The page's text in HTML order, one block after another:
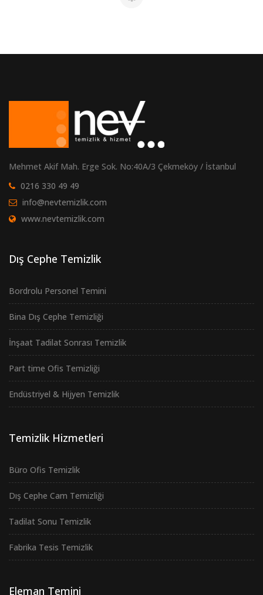
Mehmet Akif Mah. Erge Sok. No:40A/3 Çekmeköy / İstanbul
0216 330 49 49
info@nevtemizlik.com
www.nevtemizlik.com
Dış Cephe Temizlik
Bordrolu Personel Temini
Bina Dış Cephe Temizliği
İnşaat Tadilat Sonrası Temizlik
Part time Ofis Temizliği
Endüstriyel & Hijyen Temizlik
Temizlik Hizmetleri
Büro Ofis Temizlik
Dış Cephe Cam Temizliği
Tadilat Sonu Temizlik
Fabrika Tesis Temizlik
Eleman Temini